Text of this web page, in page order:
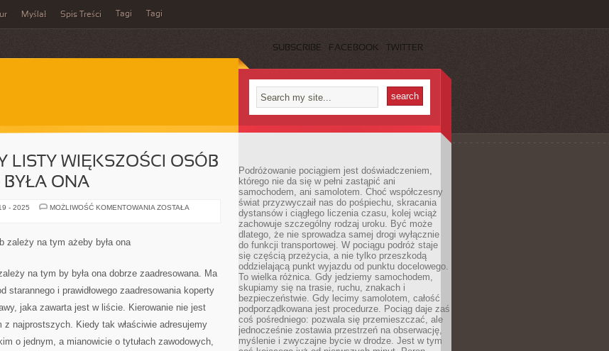
Myślał Spis Treści Tagi Tagi
SUBSCRIBE FACEBOOK TWITTER
LISTY WIĘKSZOŚCI OSÓB
BYŁA ONA
- 2025 MOŻLIWOŚĆ KOMENTOWANIA KIEDY
ABY
BYŁA
ZOSTAŁA
zależy na tym ażeby była ona
na tym by była ona dobrze zaadresowana. Ma
starannego i prawidłowego zaadresowania koperty
jaka zawarta jest w liście. Kierowanie nie jest
najprostszych. Kiedy tak właściwie adresujemy
o jednym, a mianowicie o tytułach zawodowych,
Podróżowanie pociągiem jest doświadczeniem,
którego nie da się w pełni zastąpić ani
samochodem, ani samolotem. Choć współczesny
świat przyzwyczaił nas do pośpiechu, skracania
dystansów i ciągłego liczenia czasu, kolej wciąż
zachowuje szczególny rodzaj uroku. Być może
dlatego, że nie sprowadza samej drogi wyłącznie
do funkcji transportowej. W pociągu podróż staje
się częścią przeżycia, a nie tylko przeszkodą
oddzielającą punkt wyjazdu od punktu docelowego.
To wielka różnica. Gdy jedziemy samochodem,
skupiamy się na trasie, ruchu, znakach i
bezpieczeństwie. Gdy lecimy samolotem, całość
podporządkowana jest procedurze. Pociąg daje zaś
coś pośredniego: pozwala się przemieszczać, ale
jednocześnie zostawia przestrzeń na obserwację,
myślenie i zwyczajne bycie w drodze. Jest w tym